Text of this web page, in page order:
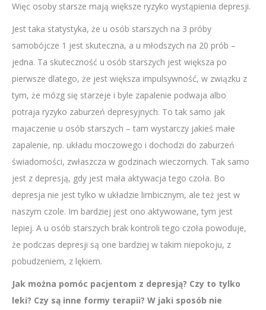
Więc osoby starsze mają większe ryzyko wystąpienia depresji.
Jest taka statystyka, że u osób starszych na 3 próby
samobójcze 1 jest skuteczna, a u młodszych na 20 prób –
jedna. Ta skuteczność u osób starszych jest większa po
pierwsze dlatego, że jest większa impulsywność, w związku z
tym, że mózg się starzeje i byle zapalenie podwaja albo
potraja ryzyko zaburzeń depresyjnych. To tak samo jak
majaczenie u osób starszych – tam wystarczy jakieś małe
zapalenie, np. układu moczowego i dochodzi do zaburzeń
świadomości, zwłaszcza w godzinach wieczornych. Tak samo
jest z depresją, gdy jest mała aktywacja tego czoła. Bo
depresja nie jest tylko w układzie limbicznym, ale też jest w
naszym czole. Im bardziej jest ono aktywowane, tym jest
lepiej. A u osób starszych brak kontroli tego czoła powoduje,
że podczas depresji są one bardziej w takim niepokoju, z
pobudzeniem, z lękiem.
Jak można pomóc pacjentom z depresją? Czy to tylko
leki? Czy są inne formy terapii? W jaki sposób nie